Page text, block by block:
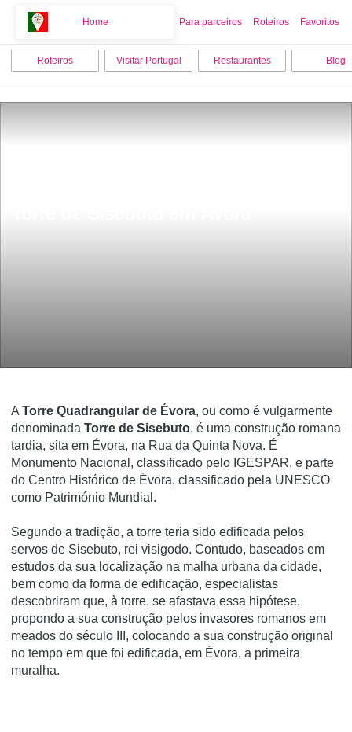
Home Para parceiros Roteiros Favoritos
Home
Roteiros Visitar Portugal Restaurantes Blog
A Torre Quadrangular de Évora, ou como é vulgarmente
denominada Torre de Sisebuto, é uma construção romana
tardia, sita em Évora, na Rua da Quinta Nova. É
Monumento Nacional, classificado pelo IGESPAR, e parte
do Centro Histórico de Évora, classificado pela UNESCO
como Património Mundial.
Segundo a tradição, a torre teria sido edificada pelos
servos de Sisebuto, rei visigodo. Contudo, baseados em
estudos da sua localização na malha urbana da cidade,
bem como da forma de edificação, especialistas
descobriram que, à torre, se afastava essa hipótese,
propondo a sua construção pelos invasores romanos em
meados do século III, colocando a sua construção original
no tempo em que foi edificada, em Évora, a primeira
muralha.